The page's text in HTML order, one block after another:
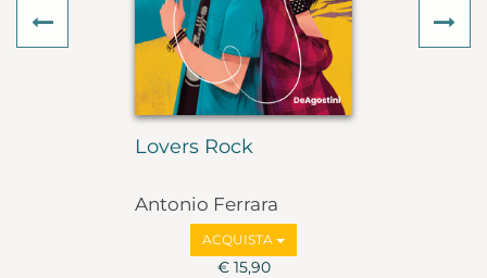
Lovers Rock
Antonio Ferrara
ACQUISTA
€ 15,90
Previous